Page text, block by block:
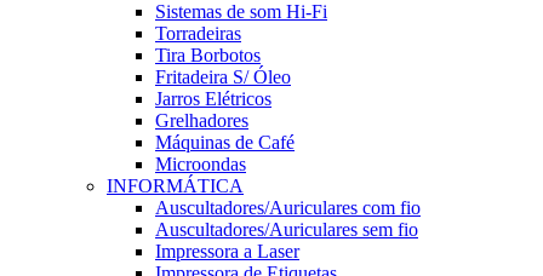
Sistemas de som Hi-Fi
Torradeiras
Tira Borbotos
Fritadeira S/ Óleo
Jarros Elétricos
Grelhadores
Máquinas de Café
Microondas
INFORMÁTICA
Auscultadores/Auriculares com fio
Auscultadores/Auriculares sem fio
Impressora a Laser